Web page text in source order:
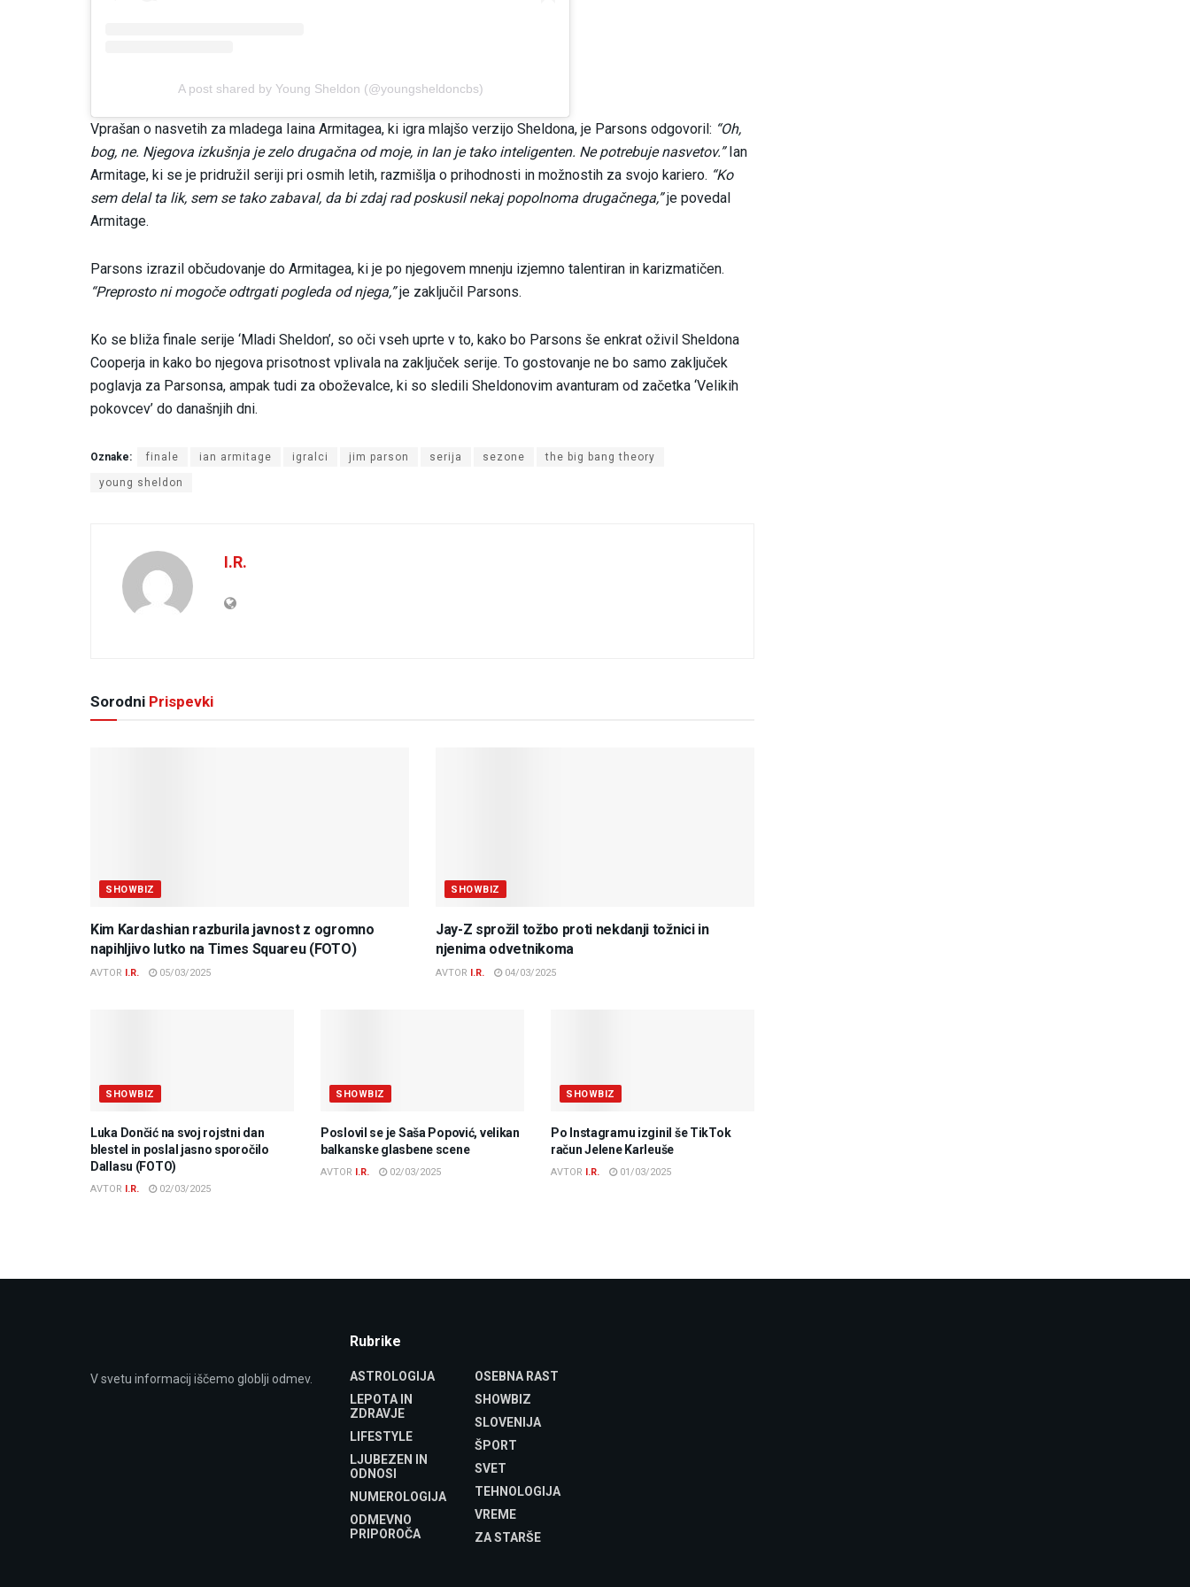
A post shared by Young Sheldon (@youngsheldoncbs)
Vprašan o nasvetih za mladega Iaina Armitagea, ki igra mlajšo verzijo Sheldona, je Parsons odgovoril: “Oh,
bog, ne. Njegova izkušnja je zelo drugačna od moje, in Ian je tako inteligenten. Ne potrebuje nasvetov.”Ian
Armitage, ki se je pridružil seriji pri osmih letih, razmišlja o prihodnosti in možnostih za svojo kariero. “Ko
sem delal ta lik, sem se tako zabaval, da bi zdaj rad poskusil nekaj popolnoma drugačnega,”je povedal
Armitage.
Parsons izrazil občudovanje do Armitagea, ki je po njegovem mnenju izjemno talentiran in karizmatičen.
“Preprosto ni mogoče odtrgati pogleda od njega,”je zaključil Parsons.
Ko se bliža finale serije ‘Mladi Sheldon’, so oči vseh uprte v to, kako bo Parsons še enkrat oživil Sheldona
Cooperja in kako bo njegova prisotnost vplivala na zaključek serije. To gostovanje ne bo samo zaključek
poglavja za Parsonsa, ampak tudi za oboževalce, ki so sledili Sheldonovim avanturam od začetka ‘Velikih
pokovcev’ do današnjih dni.
Oznake: finale ian armitage igralci jim parson serija sezone the big bang theory
young sheldon
I.R.
Sorodni Prispevki
SHOWBIZ
Kim Kardashian razburila javnost z ogromno
napihljivo lutko na Times Squareu (FOTO)
AVTOR I.R. 05/03/2025
SHOWBIZ
Jay-Z sprožil tožbo proti nekdanji tožnici in
njenima odvetnikoma
AVTOR I.R. 04/03/2025
SHOWBIZ
Luka Dončić na svoj rojstni dan
blestel in poslal jasno sporočilo
Dallasu (FOTO)
AVTOR I.R. 02/03/2025
SHOWBIZ
Poslovil se je Saša Popović, velikan
balkanske glasbene scene
AVTOR I.R. 02/03/2025
SHOWBIZ
Po Instagramu izginil še TikTok
račun Jelene Karleuše
AVTOR I.R. 01/03/2025
V svetu informacij iščemo globlji odmev.
Rubrike
ASTROLOGIJA
LEPOTA IN
ZDRAVJE
LIFESTYLE
LJUBEZEN IN
ODNOSI
NUMEROLOGIJA
ODMEVNO
PRIPOROČA
OSEBNA RAST
SHOWBIZ
SLOVENIJA
ŠPORT
SVET
TEHNOLOGIJA
VREME
ZA STARŠE